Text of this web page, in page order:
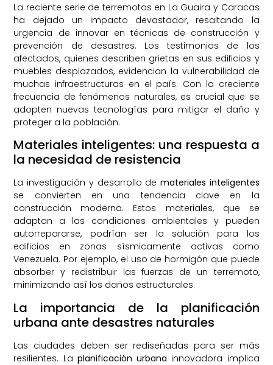
La reciente serie de terremotos en La Guaira y Caracas
ha dejado un impacto devastador, resaltando la
urgencia de innovar en técnicas de construcción y
prevención de desastres. Los testimonios de los
afectados, quienes describen grietas en sus edificios y
muebles desplazados, evidencian la vulnerabilidad de
muchas infraestructuras en el país. Con la creciente
frecuencia de fenómenos naturales, es crucial que se
adopten nuevas tecnologías para mitigar el daño y
proteger a la población.
Materiales inteligentes: una respuesta a
la necesidad de resistencia
La investigación y desarrollo de materiales inteligentes
se convierten en una tendencia clave en la
construcción moderna. Estos materiales, que se
adaptan a las condiciones ambientales y pueden
autorrepararse, podrían ser la solución para los
edificios en zonas sísmicamente activas como
Venezuela. Por ejemplo, el uso de hormigón que puede
absorber y redistribuir las fuerzas de un terremoto,
minimizando así los daños estructurales.
La importancia de la planificación
urbana ante desastres naturales
Las ciudades deben ser rediseñadas para ser más
resilientes. La planificación urbana innovadora implica